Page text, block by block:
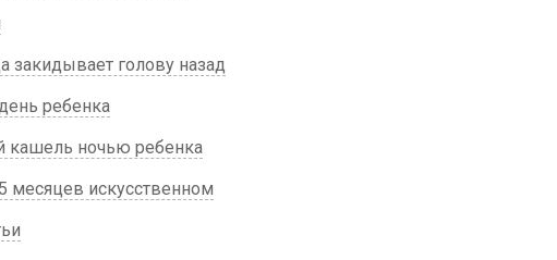
закидывает голову назад
ребенка
кашель ночью ребенка
месяцев искусственном